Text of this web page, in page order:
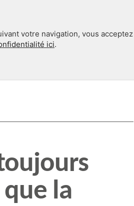
votre navigation, vous acceptez
ici.
la